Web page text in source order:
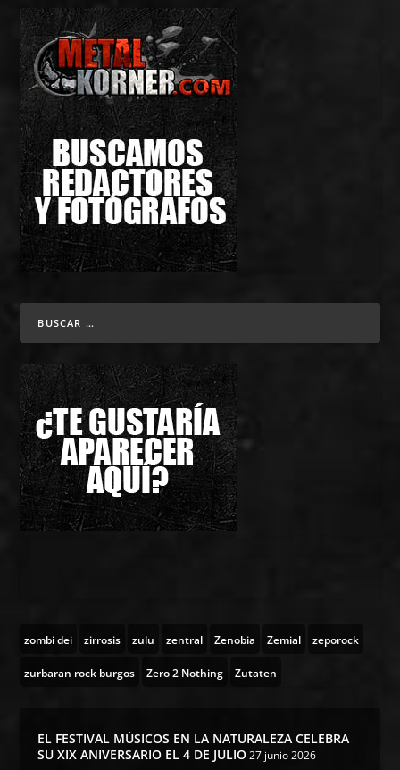
zombi dei zirrosis zulu zentral Zenobia Zemial zeporock
zurbaran rock burgos Zero 2 Nothing Zutaten
EL FESTIVAL MÚSICOS EN LA NATURALEZA CELEBRA
SU XIX ANIVERSARIO EL 4 DE JULIO 27 junio 2026